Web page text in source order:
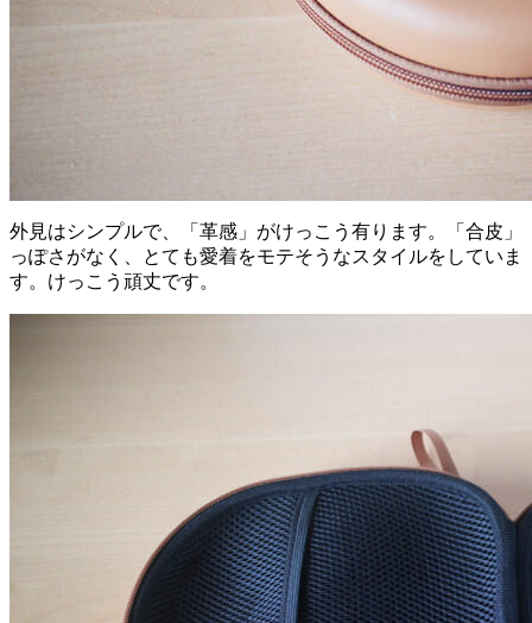
外見はシンプルで、「革感」がけっこう有ります。「合皮」
っぽさがなく、とても愛着をモテそうなスタイルをしていま
す。けっこう頑丈です。